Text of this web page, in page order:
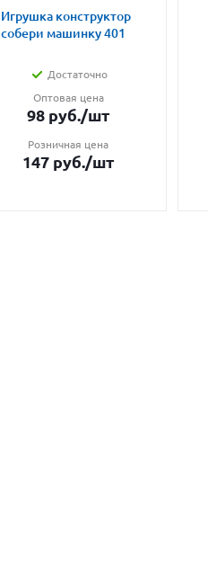
Игрушка конструктор
собери машинку 401
Достаточно
Оптовая цена
98 руб./шт
Розничная цена
147 руб./шт